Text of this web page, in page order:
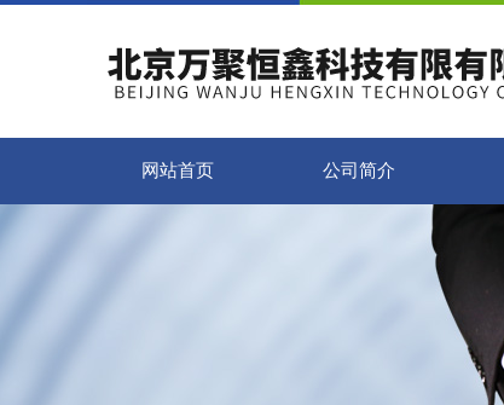
网站首页 公司简介